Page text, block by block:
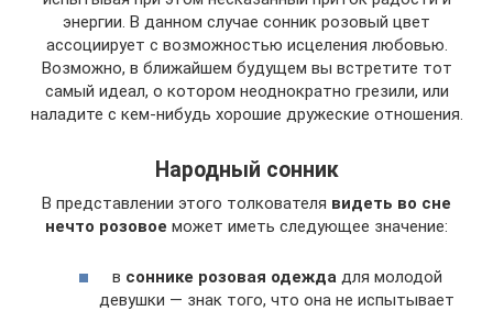
энергии. В данном случае сонник розовый цвет
ассоциирует с возможностью исцеления любовью.
Возможно, в ближайшем будущем вы встретите тот
самый идеал, о котором неоднократно грезили, или
наладите с кем-нибудь хорошие дружеские отношения.
Народный сонник
В представлении этого толкователя видеть во сне
нечто розовое может иметь следующее значение:
в соннике розовая одеждадля молодой
девушки — знак того, что она не испытывает